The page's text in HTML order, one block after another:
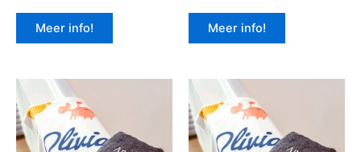
Meer info! Meer info!